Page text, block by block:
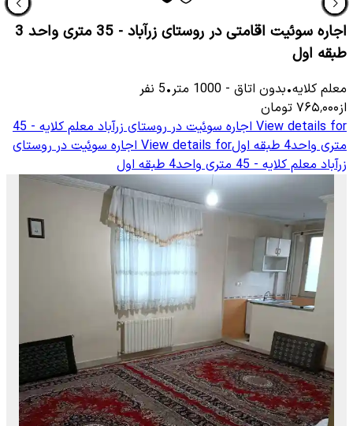
اجاره سوئیت اقامتی در روستای زرآباد - 35 متری واحد 3
طبقه اول
معلم كلایه•بدون اتاق -
1000 متر•
5 نفر
از۷۶۵٬۰۰۰ تومان
View details for
اجاره سوئیت در روستای زرآباد معلم کلایه - 45
متری واحد4 طبقه اول
View details for اجاره سوئیت در روستای
زرآباد معلم کلایه - 45 متری واحد4 طبقه اول